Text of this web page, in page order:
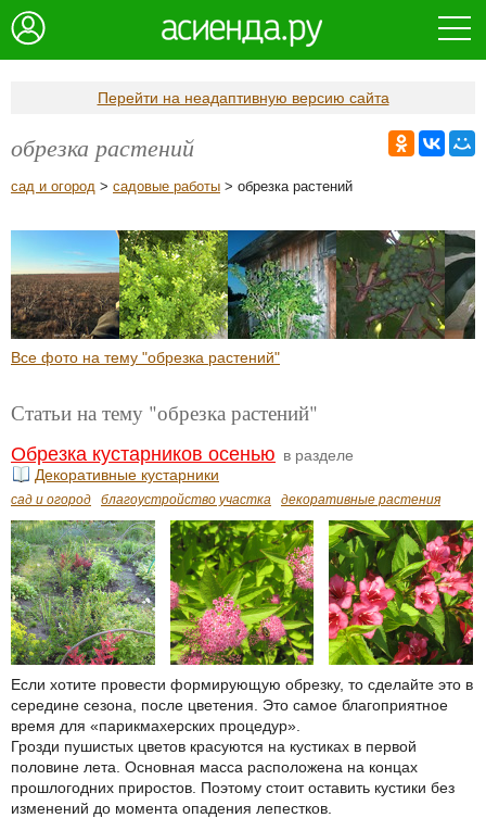
Перейти на неадаптивную версию сайта
обрезка растений
сад и огород > садовые работы > обрезка растений
Все фото на тему "обрезка растений"
Статьи на тему "обрезка растений"
Обрезка кустарников осенью в разделе
Декоративные кустарники
сад и огород благоустройство участка декоративные растения
Если хотите провести формирующую обрезку, то сделайте это в
середине сезона, после цветения. Это самое благоприятное
время для «парикмахерских процедур».
Грозди пушистых цветов красуются на кустиках в первой
половине лета. Основная масса расположена на концах
прошлогодних приростов. Поэтому стоит оставить кустики без
изменений до момента опадения лепестков.